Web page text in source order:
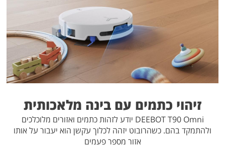
זיהוי כתמים עם בינה מלאכותית
DEEBOT T90 Omni יודע לזהות כתמים ואזורים מלוכלכים
ולהתמקד בהם. כשהרובוט יזהה לכלוך עקשן הוא יעבור על אותו
אזור מספר פעמים